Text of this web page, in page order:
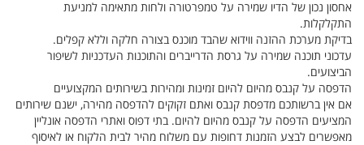
אחסון נכון של הדיו שמירה על טמפרטורה ולחות מתאימה למניעת
התקלקלות.
בדיקת מערכת ההזנה ווידוא שהבד מוכנס בצורה חלקה וללא קפלים.
עדכוני תוכנה שמירה על גרסת הדרייברים והתוכנות העדכניות לשיפור
הביצועים.
הדפסה על קנבס מהיום להיום זמינות ומהירות בשירותים המקצועיים
אם אין ברשותכם מדפסת קנבס ואתם זקוקים להדפסה מהירה, ישנם שירותים
המציעים הדפסה על קנבס מהיום להיום. בתי דפוס ואתרי הדפסה אונליין
מאפשרים לבצע הזמנות דחופות עם משלוח מהיר לבית הלקוח או לאיסוף